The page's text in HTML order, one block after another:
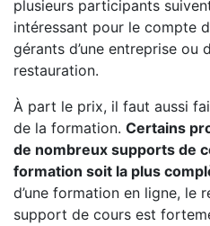
plusieurs participants
intéressant pour le compte
gérants d’une entreprise ou
restauration.
À part le prix, il faut aussi
de la formation. Certains
de nombreux supports de
formation soit la plus
d’une formation en ligne, le
support de cours est